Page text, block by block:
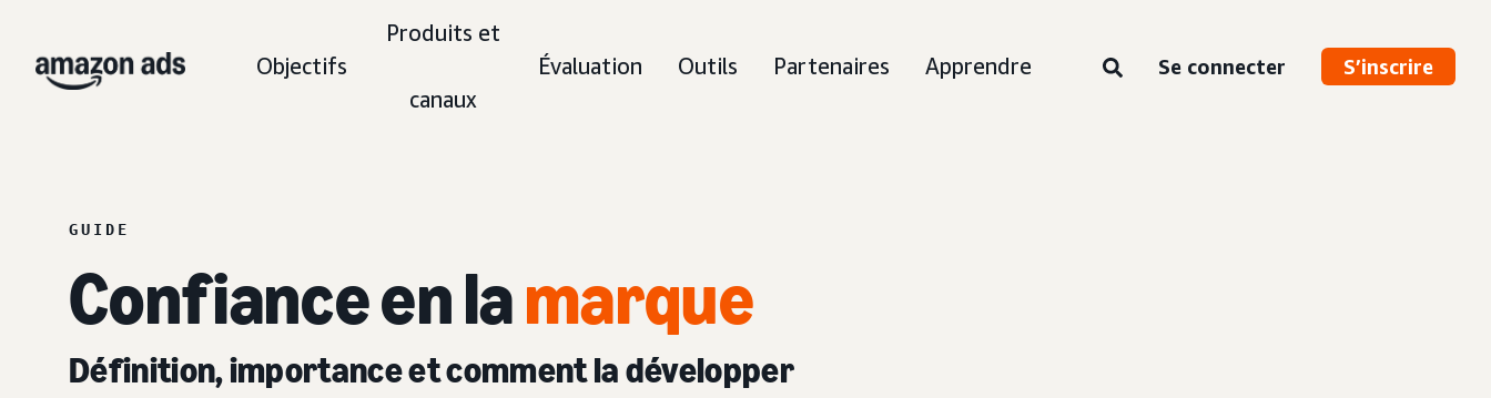
Objectifs
Produits et
canaux
Évaluation Outils Partenaires Apprendre Se connecter S’inscrire
GUIDE
Confiance en lamarque
Définition, importance et comment la développer